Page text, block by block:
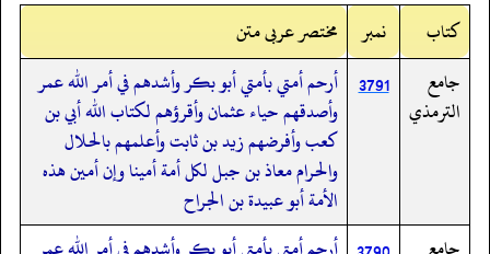
کتاب
نمبر
مختصر عربی متن
جامع
الترمذي
3791 أرحم أمتي بأمتي أبو بكر وأشدهم في أمر الله عمر
وأصدقهم حياء عثمان وأقرؤهم لكتاب الله أبي بن
كعب وأفرضهم زيد بن ثابت وأعلمهم بالحلال
والحرام معاذ بن جبل لكل أمة أمينا وإن أمين هذه
الأمة أبو عبيدة بن الجراح